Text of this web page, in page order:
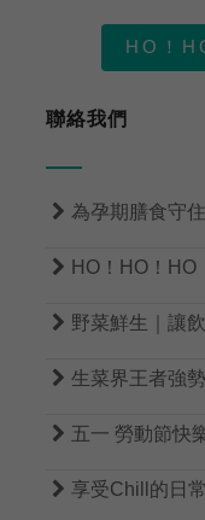
HO！
聯絡我們
 為孕期膳食守
 HO！HO！HO
 野菜鮮生｜讓
 生菜界王者強
 五一 勞動節快
 享受Chill的日